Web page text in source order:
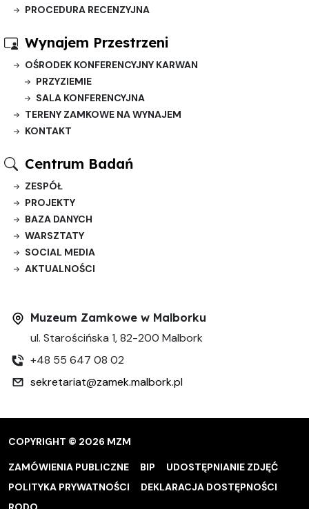
PROCEDURA RECENZYJNA
Wynajem Przestrzeni
OŚRODEK KONFERENCYJNY KARWAN
PRZYZIEMIE
SALA KONFERENCYJNA
TERENY ZAMKOWE NA WYNAJEM
KONTAKT
Centrum Badań
ZESPÓŁ
PROJEKTY
BAZA DANYCH
WARSZTATY
SOCIAL MEDIA
AKTUALNOŚCI
Muzeum Zamkowe w Malborku
ul. Starościńska 1, 82-200 Malbork
+48 55 647 08 02
sekretariat@zamek.malbork.pl
COPYRIGHT © 2026 MZM
ZAMÓWIENIA PUBLICZNE BIP
UDOSTĘPNIANIE ZDJĘĆ
POLITYKA PRYWATNOŚCI
DEKLARACJA DOSTĘPNOŚCI